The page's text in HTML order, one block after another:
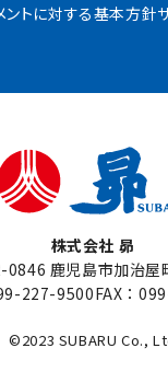
ントに対する基本方針
株式会社 昴
0846 鹿児島市加治屋
227-9500FAX：
©2023 SUBARU Co.,